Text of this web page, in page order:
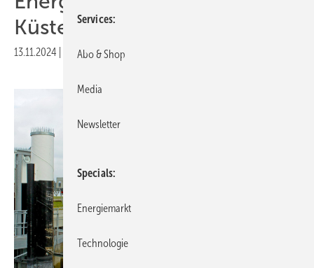
Küste
13.11.2024 Druckvorschau
Services
Abo & Shop
Media
Newsletter
Specials
Energiemarkt
Technologie